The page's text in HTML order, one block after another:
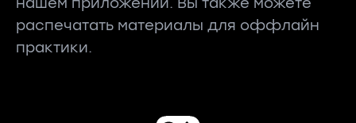
распечатать материалы для оффлайн
практики.